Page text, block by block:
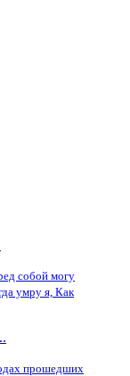
собой могу
умру я, Как
прошедших